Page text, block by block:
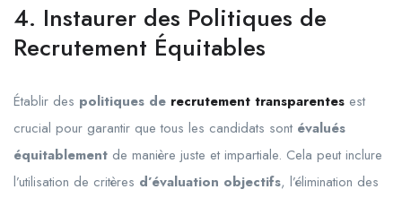
4. Instaurer des Politiques de
Recrutement Équitables
Établir des politiques de recrutement transparentes est
crucial pour garantir que tous les candidats sont évalués
équitablement de manière juste et impartiale. Cela peut inclure
l’utilisation de critères d’évaluation objectifs, l’élimination des